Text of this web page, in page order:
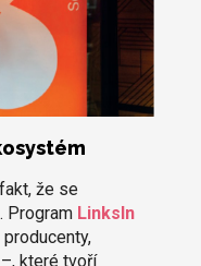
že se
Program LinksIn
které tvoří